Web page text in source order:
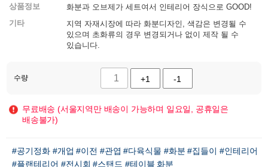
상품정보
화분과 오브제가 세트여서 인테리어 장식으로 GOOD!
기타
지역 자재시장에 따라 화분디자인, 색감은 변경될 수
있으며 초화류의 경우 변경되거나 없이 제작 될 수
있습니다.
수량 +1 -1
무료배송 (서울지역만 배송이 가능하며 일요일, 공휴일은
배송불가)
#공기정화 #개업 #이전 #관엽 #다육식물 #화분 #집들이 #인테리어
#플랜테리어 #전시회 #스탠드 #테이블 화분